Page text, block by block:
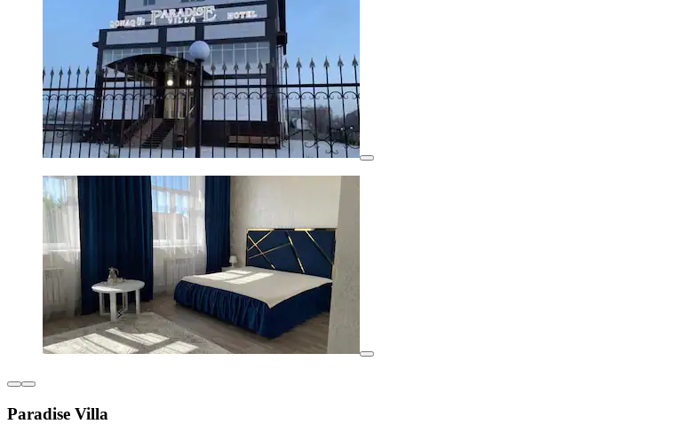
Paradise Villa